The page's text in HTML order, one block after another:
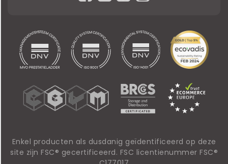
Enkel producten als dusdanig geïdentificeerd op deze
site zijn FSC® gecertificeerd. FSC licentienummer FSC®